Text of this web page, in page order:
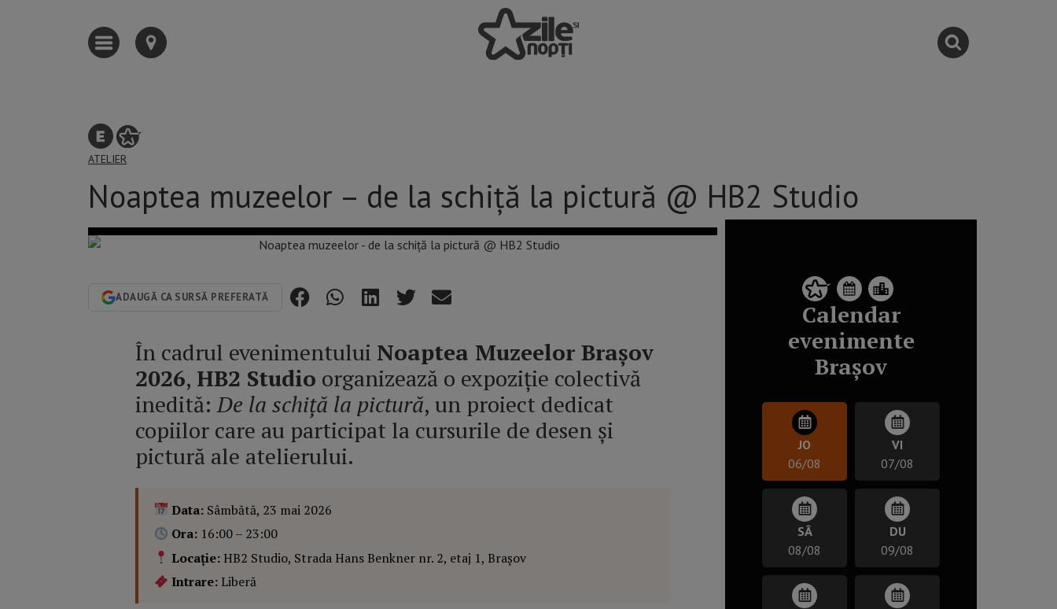
ATELIER
Noaptea muzeelor – de la schiță la pictură @ HB2 Studio
ADAUGĂ CA SURSĂ PREFERATĂ
În cadrul evenimentului Noaptea Muzeelor Brașov
2026, HB2 Studio organizează o expoziție colectivă
inedită:De la schiță la pictură, un proiect dedicat
copiilor care au participat la cursurile de desen și
pictură ale atelierului.
Data: Sâmbătă, 23 mai 2026
Ora: 16:00 – 23:00
Locație: HB2 Studio, Strada Hans Benkner nr. 2, etaj 1, Brașov
Intrare: Liberă
Calendar
evenimente
Brașov
JO
06/08
VI
07/08
SÂ
08/08
DU
09/08